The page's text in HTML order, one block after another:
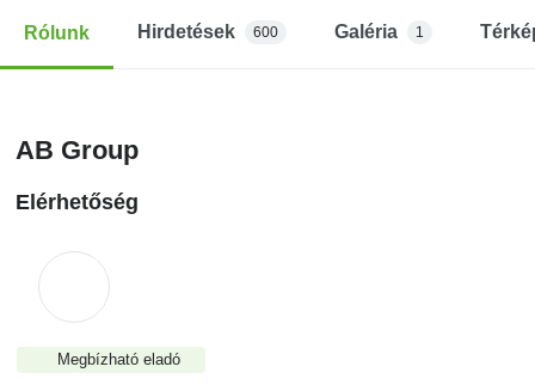
Rólunk Hirdetések 600 Galéria 1
AB Group
Elérhetőség
Megbízható eladó